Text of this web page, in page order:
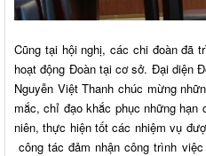
Cũng tại hội nghị, các chi đoàn đã
hoạt động Đoàn tại cơ sở. Đại diện
Nguyễn Việt Thanh chúc mừng
mắc, chỉ đạo khắc phục những
niên, thực hiện tốt các nhiệm vụ
công tác đảm nhận công trình